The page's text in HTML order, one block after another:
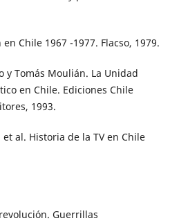
Chile 1967 -1977. Flacso, 1979.
y Tomás Moulián. La Unidad
en Chile. Ediciones Chile
1993.
al. Historia de la TV en Chile
Guerrillas